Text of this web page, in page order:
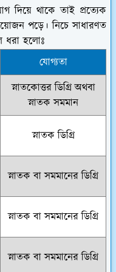
দিয়ে থাকে তাই প্রত্যেক
পড়ে। নিচে সাধারণত
ধরা হলোঃ
যোগ্যতা
স্নাতকোত্তর ডিগ্রি অথবা
স্নাতক সমমান
স্নাতক ডিগ্রি
স্নাতক বা সমমানের ডিগ্রি
স্নাতক বা সমমানের ডিগ্রি
স্নাতক বা সমমানের ডিগ্রি